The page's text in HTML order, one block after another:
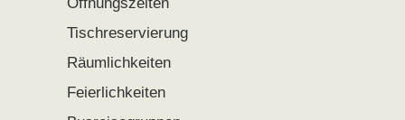
Tischreservierung
Räumlichkeiten
Feierlichkeiten